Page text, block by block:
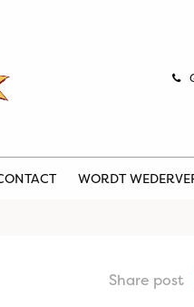
WORDT
Share post